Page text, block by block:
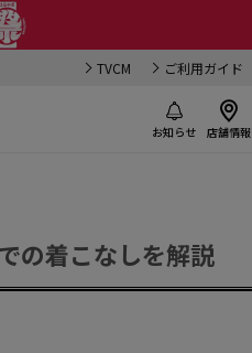
TVCM ご利用ガイド
お知らせ 店舗情報
の着こなしを解説